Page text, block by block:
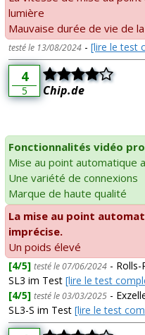
lumière
Mauvaise durée de vie de
testé le 13/08/2024 - [lire le test
4
5 Chip.de
Fonctionnalités vidéo
Mise au point automatique
Une variété de connexions
Marque de haute qualité
La mise au point
imprécise.
Un poids élevé
[4/5] testé le 07/06/2024 - Rolls-
SL3 im Test [lire le test
[4/5] testé le 03/03/2025 -
SL3-S im Test [lire le test